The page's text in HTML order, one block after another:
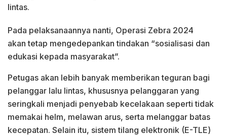
lintas.
Pada pelaksanaannya nanti, Operasi Zebra 2024
akan tetap mengedepankan tindakan “sosialisasi dan
edukasi kepada masyarakat”.
Petugas akan lebih banyak memberikan teguran bagi
pelanggar lalu lintas, khususnya pelanggaran yang
seringkali menjadi penyebab kecelakaan seperti tidak
memakai helm, melawan arus, serta melanggar batas
kecepatan. Selain itu, sistem tilang elektronik (E-TLE)